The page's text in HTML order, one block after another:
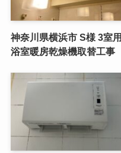
神奈川県横浜市 S様 3室用
浴室暖房乾燥機取替工事